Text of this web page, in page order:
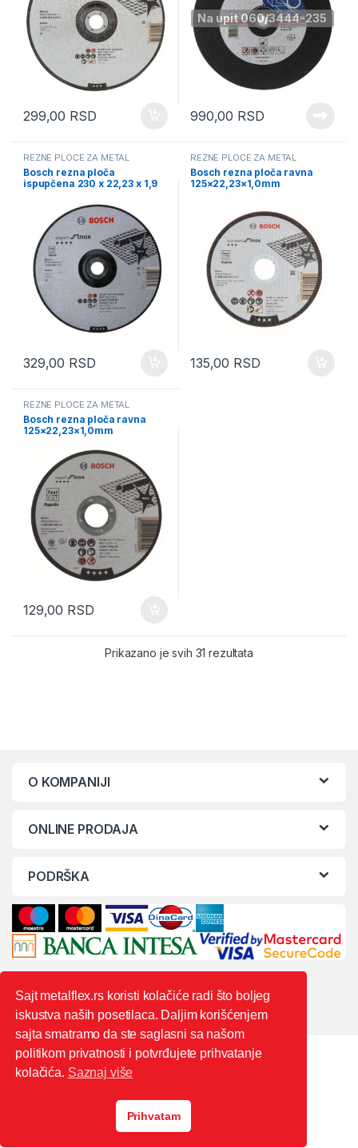
299,00 RSD
Na upit 060/3444-235
990,00 RSD
REZNE PLOČE ZA METAL
Bosch rezna ploča
ispupčena 230 x 22,23 x 1,9
329,00 RSD
REZNE PLOČE ZA METAL
Bosch rezna ploča ravna
125×22,23×1,0mm
135,00 RSD
REZNE PLOČE ZA METAL
Bosch rezna ploča ravna
125×22,23×1,0mm
129,00 RSD
Prikazano je svih 31 rezultataSorted by latest
O KOMPANIJI
ONLINE PRODAJA
PODRŠKA
0603444235
Sajt metalflex.rs koristi kolačiće radi što boljeg
iskustva naših posetilaca. Daljim korišćenjem
sajta smatramo da ste saglasni sa našom
politikom privatnosti i potvrđujete prihvatanje
kolačića. Saznaj više
Prihvatam